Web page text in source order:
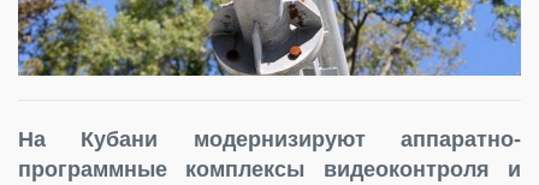
На Кубани модернизируют аппаратно-
программные комплексы видеоконтроля и